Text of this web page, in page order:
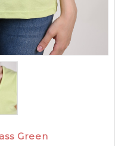
Green